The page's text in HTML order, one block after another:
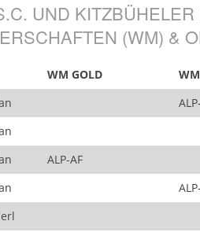
UND
(WM) &
WM GOLD
ALP-AF